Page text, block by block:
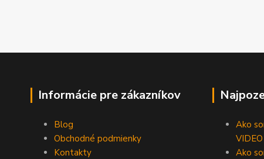
Informácie pre zákazníkov
Blog
Obchodné podmienky
Kontakty
Ako
VIDEO
Ako